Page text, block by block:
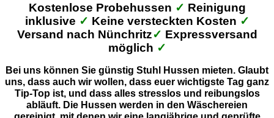
Kostenlose Probehussen ✓ Reinigung
inklusive ✓ Keine versteckten Kosten ✓
Versand nach Nünchritz✓ Expressversand
möglich ✓
Bei uns können Sie günstig Stuhl Hussen mieten. Glaubt
uns, dass auch wir wollen, dass euer wichtigste Tag ganz
Tip-Top ist, und dass alles stresslos und reibungslos
abläuft. Die Hussen werden in den Wäschereien